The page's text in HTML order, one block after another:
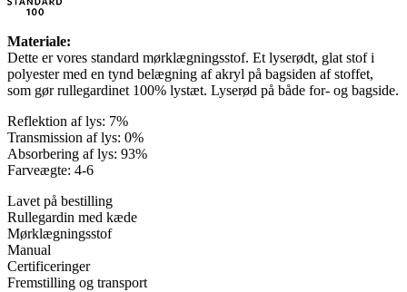
Materiale:
Dette er vores standard mørklægningsstof. Et lyserødt, glat stof i
polyester med en tynd belægning af akryl på bagsiden af ​​stoffet,
som gør rullegardinet 100% lystæt. Lyserød på både for- og bagside.
Reflektion af lys: 7%
Transmission af lys: 0%
Absorbering af lys: 93%
Farveægte: 4-6
Lavet på bestilling
Rullegardin med kæde
Mørklægningsstof
Manual
Certificeringer
Fremstilling og transport